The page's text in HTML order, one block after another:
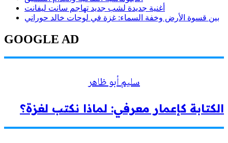
أغنية جديدة لشب جديد تهاجم سانت ليفانت
بين قسوة الأرض وخفة السماء: غزة في لوحات خالد حوراني
GOOGLE AD
سليم أبو ظاهر
الكتابة كإعمار معرفي: لماذا نكتب لغزة؟